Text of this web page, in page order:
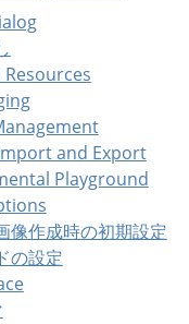
Resources
and Export
Playground
像作成時の初期設定
の設定